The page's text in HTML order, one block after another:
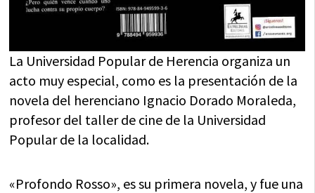
La Universidad Popular de Herencia organiza un
acto muy especial, como es la presentación de la
novela del herenciano Ignacio Dorado Moraleda,
profesor del taller de cine de la Universidad
Popular de la localidad.
«Profondo Rosso», es su primera novela, y fue una